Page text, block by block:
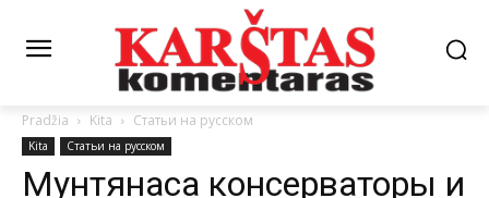
Pradžia Kita Статьи на русском
Kita Статьи на русском
Мунтянаса консерваторы и